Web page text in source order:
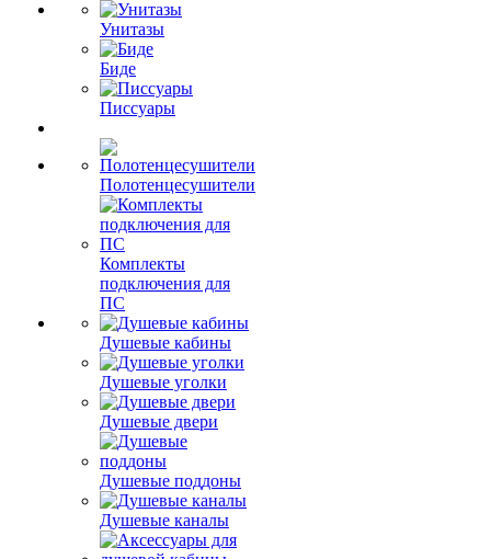
Унитазы
Биде
Писсуары
Полотенцесушители
Комплекты
подключения для
ПС
Душевые кабины
Душевые уголки
Душевые двери
Душевые поддоны
Душевые каналы